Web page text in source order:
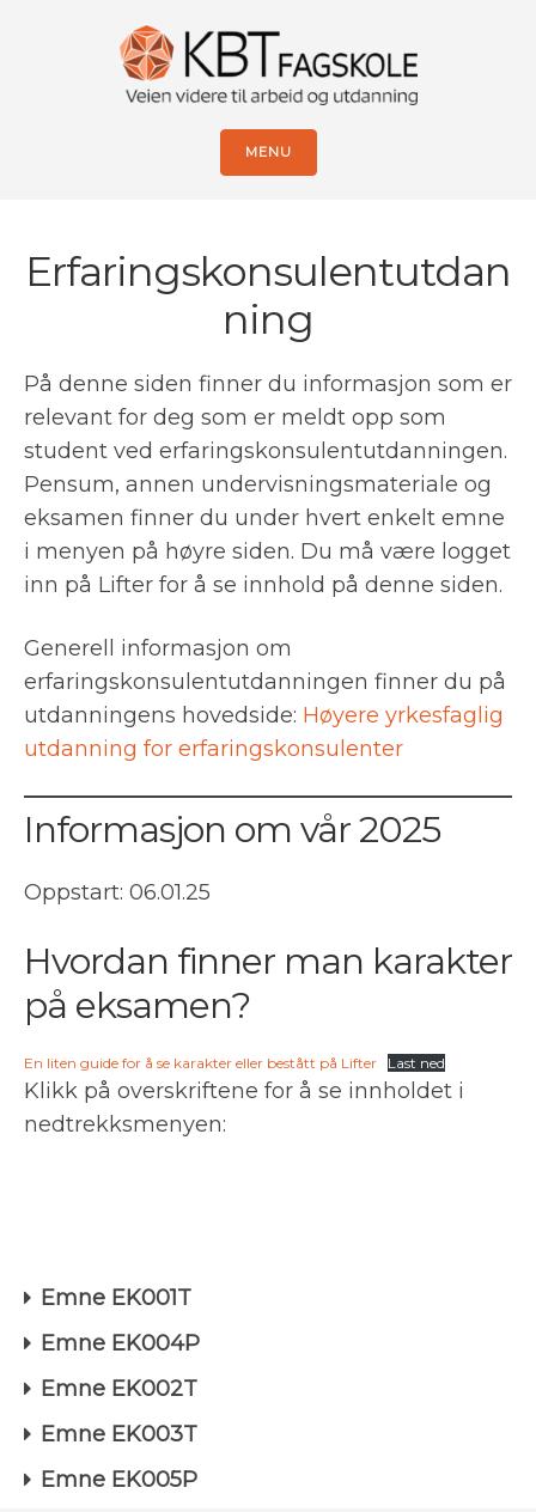
MENU
Erfaringskonsulentutdan
ning
På denne siden finner du informasjon som er
relevant for deg som er meldt opp som
student ved erfaringskonsulentutdanningen.
Pensum, annen undervisningsmateriale og
eksamen finner du under hvert enkelt emne
i menyen på høyre siden. Du må være logget
inn på Lifter for å se innhold på denne siden.
Generell informasjon om
erfaringskonsulentutdanningen finner du på
utdanningens hovedside: Høyere yrkesfaglig
utdanning for erfaringskonsulenter
Informasjon om vår 2025
Oppstart: 06.01.25
Hvordan finner man karakter
på eksamen?
En liten guide for å se karakter eller bestått på Lifter Last ned
Klikk på overskriftene for å se innholdet i
nedtrekksmenyen:
Emne EK001T
Emne EK004P
Emne EK002T
Emne EK003T
Emne EK005P